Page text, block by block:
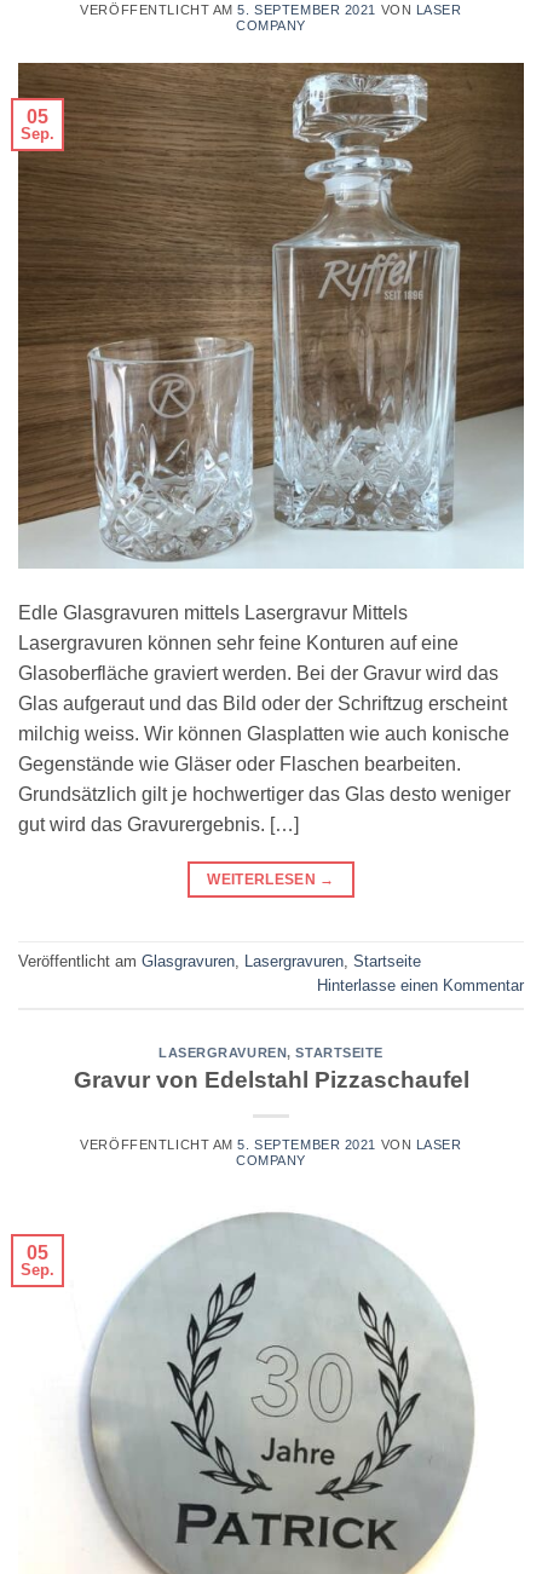
VERÖFFENTLICHT AM5. SEPTEMBER 2021 VON LASER
COMPANY
05
Sep.
Edle Glasgravuren mittels Lasergravur Mittels
Lasergravuren können sehr feine Konturen auf eine
Glasoberfläche graviert werden. Bei der Gravur wird das
Glas aufgeraut und das Bild oder der Schriftzug erscheint
milchig weiss. Wir können Glasplatten wie auch konische
Gegenstände wie Gläser oder Flaschen bearbeiten.
Grundsätzlich gilt je hochwertiger das Glas desto weniger
gut wird das Gravurergebnis. […]
WEITERLESEN →
Veröffentlicht am Glasgravuren, Lasergravuren, Startseite
Hinterlasse einen Kommentar
LASERGRAVUREN,STARTSEITE
Gravur von Edelstahl Pizzaschaufel
VERÖFFENTLICHT AM5. SEPTEMBER 2021 VON
LASER
COMPANY
05
Sep.